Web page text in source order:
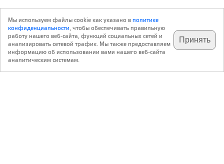
подпишитесь на наш
телеграм @archi_ru
✕
с 20 июля 1999 г.
Мы используем файлы cookie как указано вполитике
конфиденциальности, чтобы обеспечивать правильную
работу нашего веб-сайта, функций социальных сетей и
анализировать сетевой трафик. Мы также предоставляем
информацию об использовании вами нашего веб-сайта
аналитическим системам.
Принять